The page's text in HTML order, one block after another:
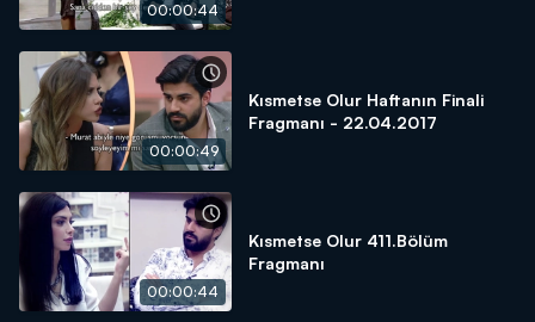
00:00:44
00:00:49
Kısmetse Olur Haftanın Finali
Fragmanı - 22.04.2017
00:00:44
Kısmetse Olur 411.Bölüm
Fragmanı